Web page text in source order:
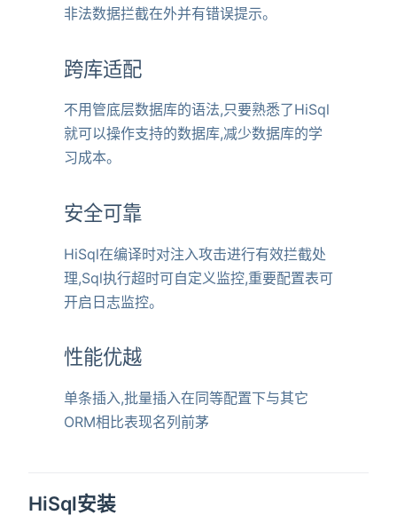
非法数据拦截在外并有错误提示。
跨库适配
不用管底层数据库的语法,只要熟悉了HiSql
就可以操作支持的数据库,减少数据库的学
习成本。
安全可靠
HiSql在编译时对注入攻击进行有效拦截处
理,Sql执行超时可自定义监控,重要配置表可
开启日志监控。
性能优越
单条插入,批量插入在同等配置下与其它
ORM相比表现名列前茅
HiSql安装